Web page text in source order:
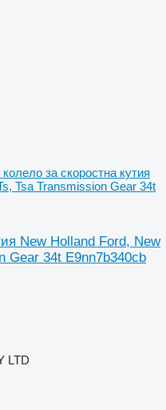
за скоростна кутия
Tsa Transmission Gear 34t
New Holland Ford, New
Gear 34t E9nn7b340cb
LTD